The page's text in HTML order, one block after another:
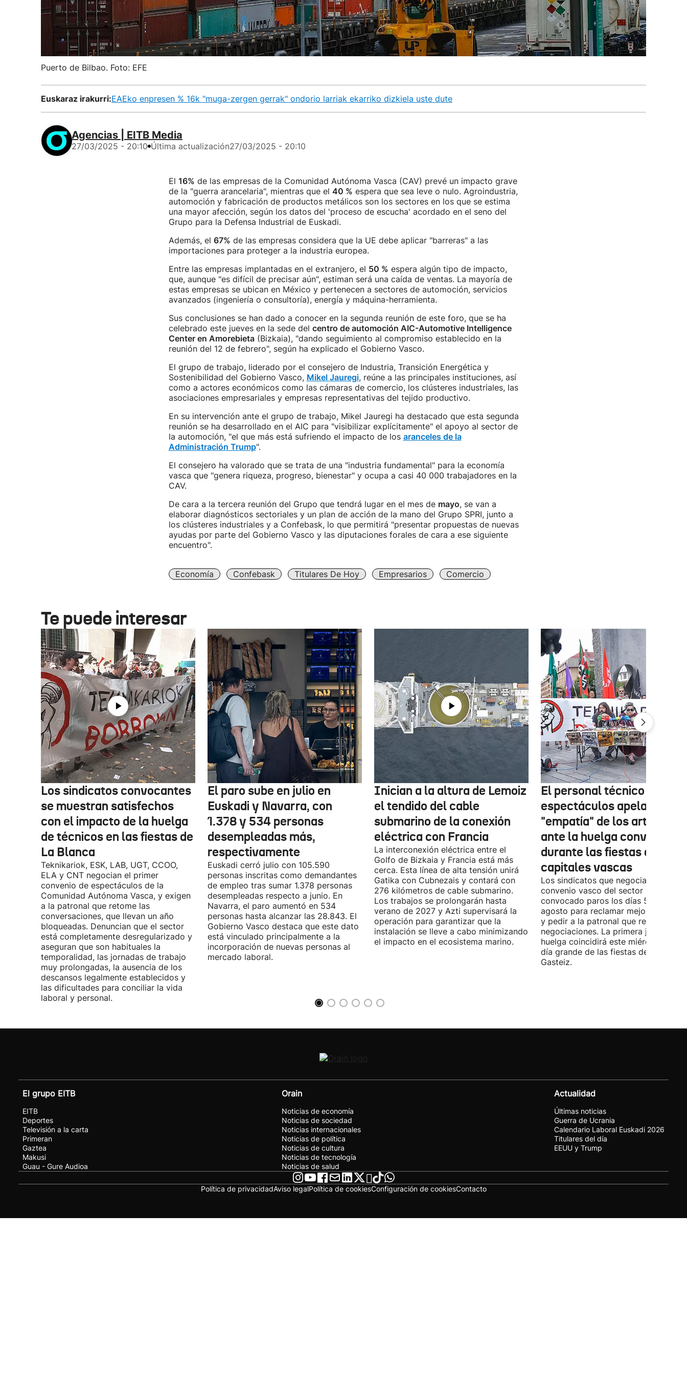
Puerto de Bilbao. Foto: EFE
Euskaraz irakurri:EAEko enpresen % 16k "muga-zergen gerrak" ondorio larriak ekarriko dizkiela uste dute
Agencias | EITB Media
27/03/2025 - 20:10 Última actualización27/03/2025 - 20:10
El 16% de las empresas de la Comunidad Autónoma Vasca (CAV) prevé un impacto grave
de la "guerra arancelaria", mientras que el 40 % espera que sea leve o nulo. Agroindustria,
automoción y fabricación de productos metálicos son los sectores en los que se estima
una mayor afección, según los datos del 'proceso de escucha' acordado en el seno del
Grupo para la Defensa Industrial de Euskadi.
Además, el 67% de las empresas considera que la UE debe aplicar "barreras" a las
importaciones para proteger a la industria europea.
Entre las empresas implantadas en el extranjero, el 50 % espera algún tipo de impacto,
que, aunque "es difícil de precisar aún", estiman será una caída de ventas. La mayoría de
estas empresas se ubican en México y pertenecen a sectores de automoción, servicios
avanzados (ingeniería o consultoría), energía y máquina-herramienta.
Sus conclusiones se han dado a conocer en la segunda reunión de este foro, que se ha
celebrado este jueves en la sede del centro de automoción AIC-Automotive Intelligence
Center en Amorebieta(Bizkaia), "dando seguimiento al compromiso establecido en la
reunión del 12 de febrero", según ha explicado el Gobierno Vasco.
El grupo de trabajo, liderado por el consejero de Industria, Transición Energética y
Sostenibilidad del Gobierno Vasco, Mikel Jauregi, reúne a las principales instituciones, así
como a actores económicos como las cámaras de comercio, los clústeres industriales, las
asociaciones empresariales y empresas representativas del tejido productivo.
En su intervención ante el grupo de trabajo, Mikel Jauregi ha destacado que esta segunda
reunión se ha desarrollado en el AIC para "visibilizar explícitamente" el apoyo al sector de
la automoción, "el que más está sufriendo el impacto de los aranceles de la
Administración Trump".
El consejero ha valorado que se trata de una "industria fundamental" para la economía
vasca que "genera riqueza, progreso, bienestar" y ocupa a casi 40 000 trabajadores en la
CAV.
De cara a la tercera reunión del Grupo que tendrá lugar en el mes de mayo, se van a
elaborar diagnósticos sectoriales y un plan de acción de la mano del Grupo SPRI, junto a
los clústeres industriales y a Confebask, lo que permitirá "presentar propuestas de nuevas
ayudas por parte del Gobierno Vasco y las diputaciones forales de cara a ese siguiente
encuentro".
Economía Confebask Titulares De Hoy Empresarios Comercio
Te puede interesar
Los sindicatos convocantes
se muestran satisfechos
con el impacto de la huelga
de técnicos en las fiestas de
La Blanca
Teknikariok, ESK, LAB, UGT, CCOO,
ELA y CNT negocian el primer
convenio de espectáculos de la
Comunidad Autónoma Vasca, y exigen
a la patronal que retome las
conversaciones, que llevan un año
bloqueadas. Denuncian que el sector
está completamente desregularizado y
aseguran que son habituales la
temporalidad, las jornadas de trabajo
muy prolongadas, la ausencia de los
descansos legalmente establecidos y
las dificultades para conciliar la vida
laboral y personal.
El paro sube en julio en
Euskadi y Navarra, con
1.378 y 534 personas
desempleadas más,
respectivamente
Euskadi cerró julio con 105.590
personas inscritas como demandantes
de empleo tras sumar 1.378 personas
desempleadas respecto a junio. En
Navarra, el paro aumentó en 534
personas hasta alcanzar las 28.843. El
Gobierno Vasco destaca que este dato
está vinculado principalmente a la
incorporación de nuevas personas al
mercado laboral.
Inician a la altura de Lemoiz
el tendido del cable
submarino de la conexión
eléctrica con Francia
La interconexión eléctrica entre el
Golfo de Bizkaia y Francia está más
cerca. Esta línea de alta tensión unirá
Gatika con Cubnezais y contará con
276 kilómetros de cable submarino.
Los trabajos se prolongarán hasta
verano de 2027 y Azti supervisará la
operación para garantizar que la
instalación se lleve a cabo minimizando
el impacto en el ecosistema marino.
El personal técnico de
espectáculos apela a la
"empatía" de los artistas
ante la huelga convocada
durante las fiestas de las
capitales vascas
Los sindicatos que negocian el
convenio vasco del sector han
convocado paros los días 5, 14 y 26
agosto para reclamar mejoras
y pedir a la patronal que retome las
negociaciones. La primera jornada de
huelga coincidirá este miércoles con
día grande de las fiestas de Vitoria-
Gasteiz.
El grupo EITB
EITB
Deportes
Televisión a la carta
Primeran
Gaztea
Makusi
Guau - Gure Audioa
Orain
Noticias de economía
Noticias de sociedad
Noticias internacionales
Noticias de política
Noticias de cultura
Noticias de tecnología
Noticias de salud
Actualidad
Últimas noticias
Guerra de Ucrania
Calendario Laboral Euskadi 2026
Titulares del día
EEUU y Trump
Política de privacidadAviso legalPolítica de cookiesConfiguración de cookiesContacto